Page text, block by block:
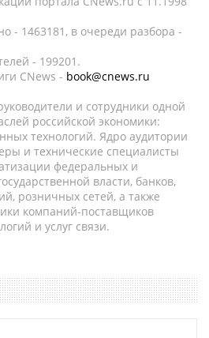
- 1463181, в очереди разбора -
- 199201.
CNews - book@cnews.ru
и сотрудники одной
российской экономики:
технологий. Ядро аудитории
и технические специалисты
федеральных и
власти, банков,
розничных сетей, а также
компаний-поставщиков
и услуг связи.